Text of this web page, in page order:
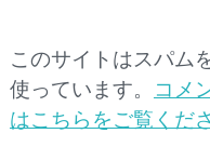
このサイトはスパム
使っています。
コメ
はこちらをご覧くだ